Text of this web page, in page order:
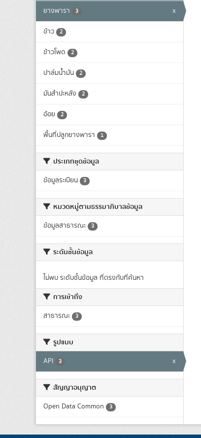
ยางพารา 3 x
ข้าว 2
ข้าวโพด 2
ปาล์มน้ำมัน 2
มันสำปะหลัง 2
อ้อย 2
พื้นที่ปลูกยางพารา 1
ประเภทชุดข้อมูล
ข้อมูลระเบียน 3
หมวดหมู่ตามธรรมาภิบาลข้อมูล
ข้อมูลสาธารณะ 3
ระดับชั้นข้อมูล
ไม่พบ ระดับชั้นข้อมูล ที่ตรงกับที่ค้นหา
การเข้าถึง
สาธารณะ 3
รูปแบบ
API 3 x
สัญญาอนุญาต
Open Data Common 3